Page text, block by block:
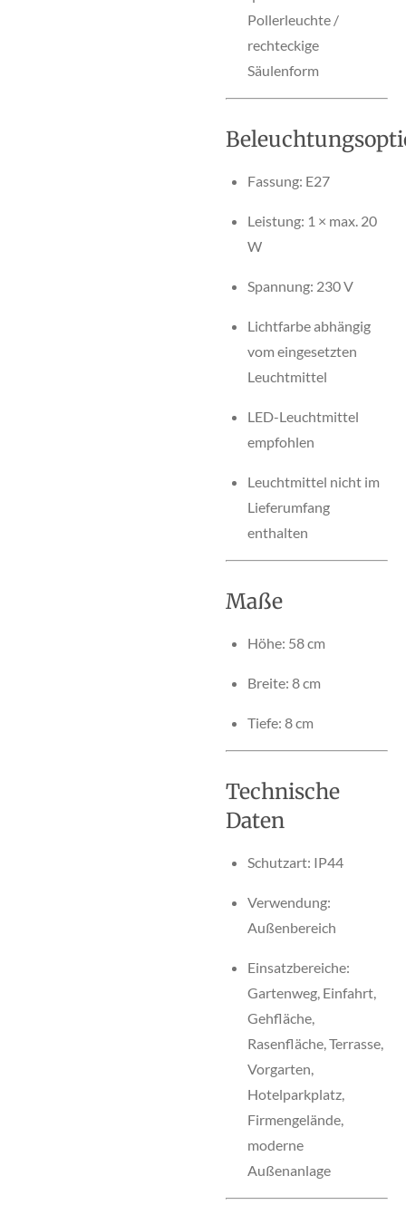
Pollerleuchte /
rechteckige
Säulenform
Fassung: E27
Leistung: 1 × max. 20
W
Spannung: 230 V
Lichtfarbe abhängig
vom eingesetzten
Leuchtmittel
LED-Leuchtmittel
empfohlen
Leuchtmittel nicht im
Lieferumfang
enthalten
Maße
Höhe: 58 cm
Breite: 8 cm
Tiefe: 8 cm
Technische
Daten
Schutzart: IP44
Verwendung:
Außenbereich
Einsatzbereiche:
Gartenweg, Einfahrt,
Gehfläche,
Rasenfläche, Terrasse,
Vorgarten,
Hotelparkplatz,
Firmengelände,
moderne
Außenanlage